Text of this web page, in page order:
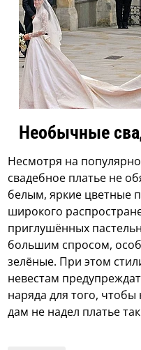
Необычные
Несмотря на
свадебное платье не
белым, яркие цветные
широкого
приглушённых
большим спросом,
зелёные. При этом
невестам
наряда для того,
дам не надел платье